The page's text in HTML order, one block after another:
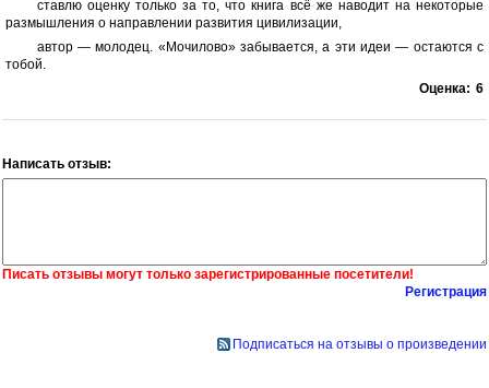
ставлю оценку только за то, что книга всё же наводит на некоторые
размышления о направлении развития цивилизации,
автор — молодец. «Мочилово» забывается, а эти идеи — остаются с
тобой.
Оценка: 6
Написать отзыв:
Писать отзывы могут только зарегистрированные посетители!
Регистрация
Подписаться на отзывы о произведении